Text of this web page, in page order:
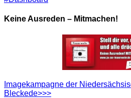
Keine Ausreden – Mitmachen!
Imagekampagne der
Bleckede>>>